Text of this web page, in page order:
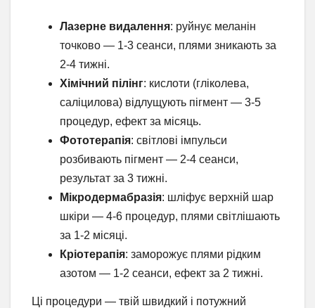
Лазерне видалення: руйнує меланін
точково — 1-3 сеанси, плями зникають за
2-4 тижні.
Хімічний пілінг: кислоти (гліколева,
саліцилова) відлущують пігмент — 3-5
процедур, ефект за місяць.
Фототерапія: світлові імпульси
розбивають пігмент — 2-4 сеанси,
результат за 3 тижні.
Мікродермабразія: шліфує верхній шар
шкіри — 4-6 процедур, плями світлішають
за 1-2 місяці.
Кріотерапія: заморожує плями рідким
азотом — 1-2 сеанси, ефект за 2 тижні.
Ці процедури — твій швидкий і потужний